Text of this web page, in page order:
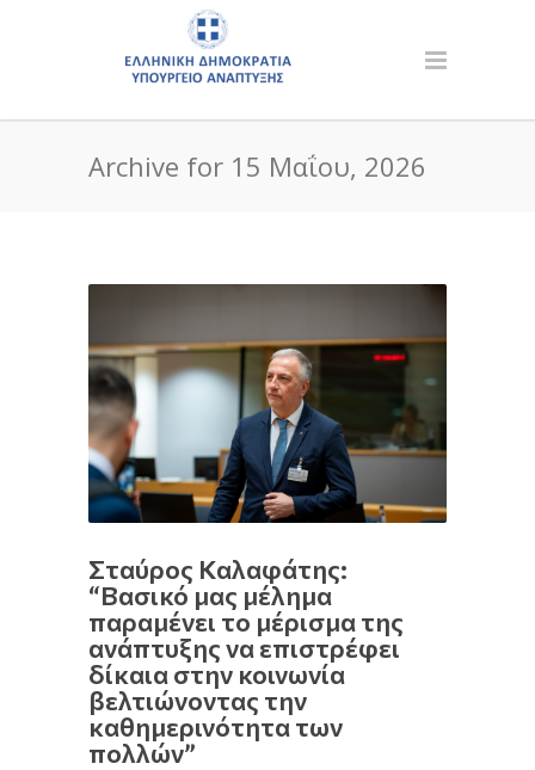
Archive for 15 Μαΐου, 2026
Σταύρος Καλαφάτης:
“Βασικό μας μέλημα
παραμένει το μέρισμα της
ανάπτυξης να επιστρέφει
δίκαια στην κοινωνία
βελτιώνοντας την
καθημερινότητα των
πολλών”